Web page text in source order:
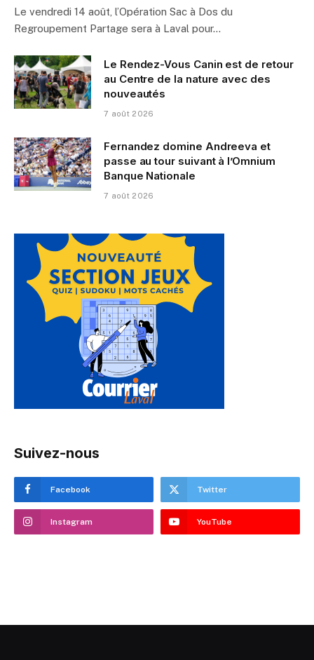
Le vendredi 14 août, l’Opération Sac à Dos du
Regroupement Partage sera à Laval pour…
Le Rendez-Vous Canin est de retour
au Centre de la nature avec des
nouveautés
7 août 2026
Fernandez domine Andreeva et
passe au tour suivant à l’Omnium
Banque Nationale
7 août 2026
Suivez-nous
Facebook Twitter
Instagram YouTube